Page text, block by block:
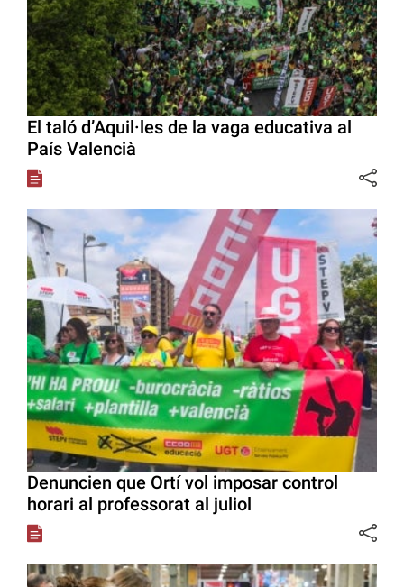
El taló d’Aquil·les de la vaga educativa al
País Valencià
Denuncien que Ortí vol imposar control
horari al professorat al juliol